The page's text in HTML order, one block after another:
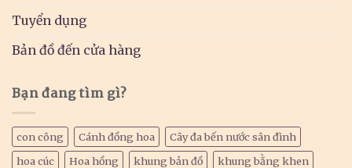
Tuyển dụng
Bản đồ đến cửa hàng
Bạn đang tìm gì?
con công Cánh đồng hoa
Cây đa bến nước sân đình
hoa cúc
Hoa hồng khung bản đồ
khung bằng khen